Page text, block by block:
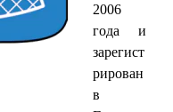
2006
года и
зарегист
рирован
в